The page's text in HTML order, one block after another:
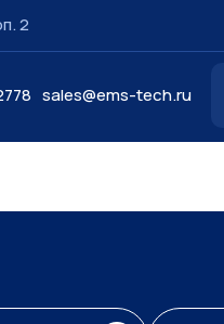
2
sales@ems-tech.ru